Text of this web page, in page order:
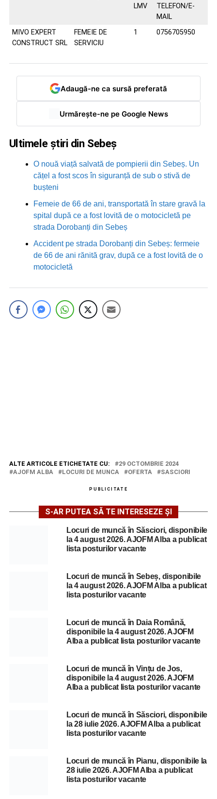
LMV
TELEFON/E-
MAIL
MIVO EXPERT
CONSTRUCT SRL
FEMEIE DE
SERVICIU
1 0756705950
Adaugă-ne ca sursă preferată
Urmărește-ne pe Google News
Ultimele știri din Sebeș
O nouă viață salvată de pompierii din Sebeș. Un
cățel a fost scos în siguranță de sub o stivă de
bușteni
Femeie de 66 de ani, transportată în stare gravă la
spital după ce a fost lovită de o motocicletă pe
strada Dorobanți din Sebeș
Accident pe strada Dorobanți din Sebeș: fermeie
de 66 de ani rănită grav, după ce a fost lovită de o
motocicletă
ALTE ARTICOLE ETICHETATE CU:
29 OCTOMBRIE 2024
AJOFM ALBA
LOCURI DE MUNCA OFERTA SASCIORI
PUBLICITATE
S-AR PUTEA SĂ TE INTERESEZE ȘI
Locuri de muncă în Săsciori, disponibile
la 4 august 2026. AJOFM Alba a publicat
lista posturilor vacante
Locuri de muncă în Sebeș, disponibile
la 4 august 2026. AJOFM Alba a publicat
lista posturilor vacante
Locuri de muncă în Daia Română,
disponibile la 4 august 2026. AJOFM
Alba a publicat lista posturilor vacante
Locuri de muncă în Vințu de Jos,
disponibile la 4 august 2026. AJOFM
Alba a publicat lista posturilor vacante
Locuri de muncă în Săsciori, disponibile
la 28 iulie 2026. AJOFM Alba a publicat
lista posturilor vacante
Locuri de muncă în Pianu, disponibile la
28 iulie 2026. AJOFM Alba a publicat
lista posturilor vacante